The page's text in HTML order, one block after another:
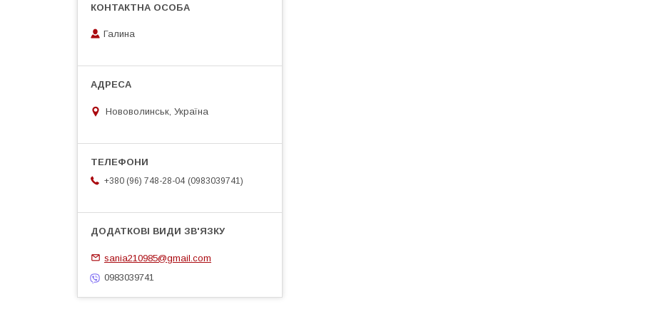
Галина
Нововолинськ, Україна
+380 (96) 748-28-04 0983039741
sania210985@gmail.com
0983039741